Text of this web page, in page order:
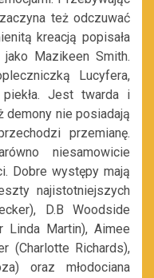
też odczuwać
kreacją popisała
Mazikeen Smith.
Lucyfera,
Jest twarda i
demony nie posiadają
przemianę.
niesamowicie
Dobre występy mają
najistotniejszych
D.B Woodside
Linda Martin), Aimee
(Charlotte Richards),
oraz młodociana